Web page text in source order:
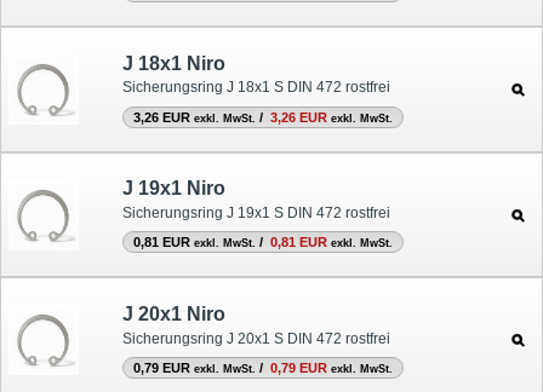
J 18x1 Niro
Sicherungsring J 18x1 S DIN 472 rostfrei
3,26 EUR exkl. MwSt. / 3,26 EUR exkl. MwSt.
J 19x1 Niro
Sicherungsring J 19x1 S DIN 472 rostfrei
0,81 EUR exkl. MwSt. / 0,81 EUR exkl. MwSt.
J 20x1 Niro
Sicherungsring J 20x1 S DIN 472 rostfrei
0,79 EUR exkl. MwSt. / 0,79 EUR exkl. MwSt.